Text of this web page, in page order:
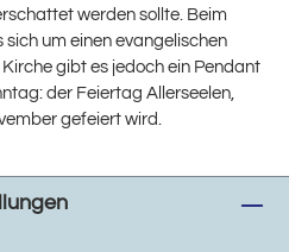
werden sollte. Beim
um einen evangelischen
gibt es jedoch ein Pendant
der Feiertag Allerseelen,
gefeiert wird.